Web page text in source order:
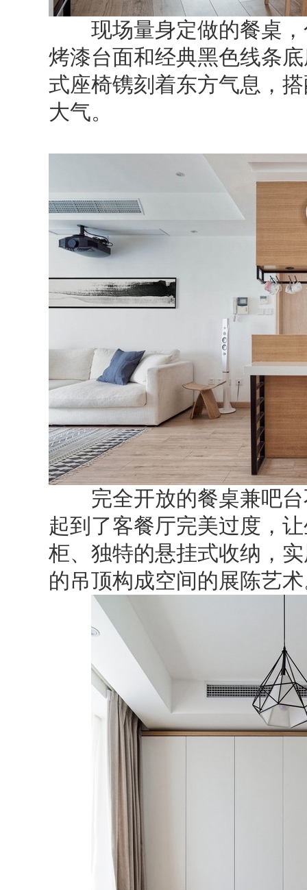
现场量身定做的餐桌，
烤漆台面和经典黑色线条
式座椅镌刻着东方气息，
大气。
完全开放的餐桌兼吧台
起到了客餐厅完美过度，
柜、独特的悬挂式收纳，
的吊顶构成空间的展陈艺